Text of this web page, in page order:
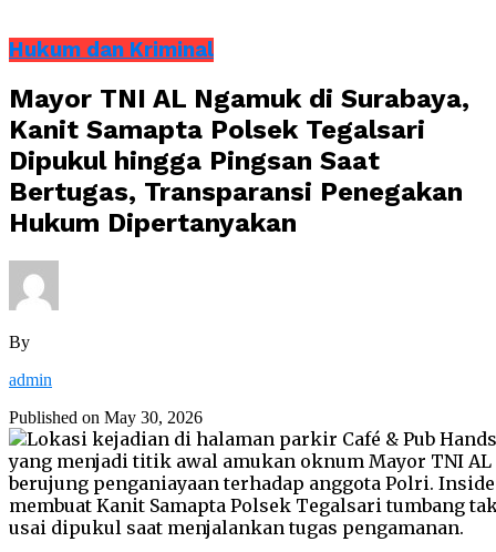
Hukum dan Kriminal
Mayor TNI AL Ngamuk di Surabaya,
Kanit Samapta Polsek Tegalsari
Dipukul hingga Pingsan Saat
Bertugas, Transparansi Penegakan
Hukum Dipertanyakan
By
admin
Published on May 30, 2026